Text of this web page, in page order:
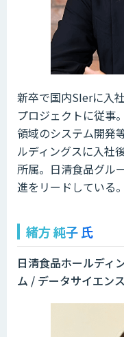
新卒で国内SIerに入
プロジェクトに従事
領域のシステム開発
ルディングスに入社
所属。日清食品グル
進をリードしている。
緒方 純子 氏
日清食品ホールディ
ム / データサイエン